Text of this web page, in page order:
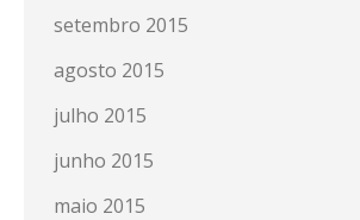
setembro 2015
agosto 2015
julho 2015
junho 2015
maio 2015